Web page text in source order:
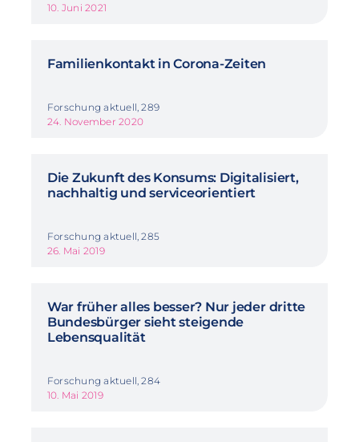
10. Juni 2021
Familienkontakt in Corona-Zeiten
Forschung aktuell, 289
24. November 2020
Die Zukunft des Konsums: Digitalisiert,
nachhaltig und serviceorientiert
Forschung aktuell, 285
26. Mai 2019
War früher alles besser? Nur jeder dritte
Bundesbürger sieht steigende
Lebensqualität
Forschung aktuell, 284
10. Mai 2019